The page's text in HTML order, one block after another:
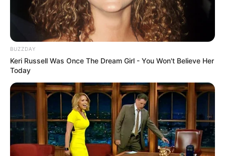
BUZZDAY
Keri Russell Was Once The Dream Girl - You Won't Believe Her
Today